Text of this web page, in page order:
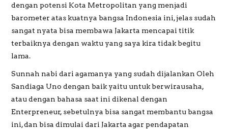
dengan potensi Kota Metropolitan yang menjadi
barometer atas kuatnya bangsa Indonesia ini, jelas sudah
sangat nyata bisa membawa Jakarta mencapai titik
terbaiknya dengan waktu yang saya kira tidak begitu
lama.
Sunnah nabi dari agamanya yang sudah dijalankan Oleh
Sandiaga Uno dengan baik yaitu untuk berwirausaha,
atau dengan bahasa saat ini dikenal dengan
Enterpreneur, sebetulnya bisa sangat membantu bangsa
ini, dan bisa dimulai dari Jakarta agar pendapatan